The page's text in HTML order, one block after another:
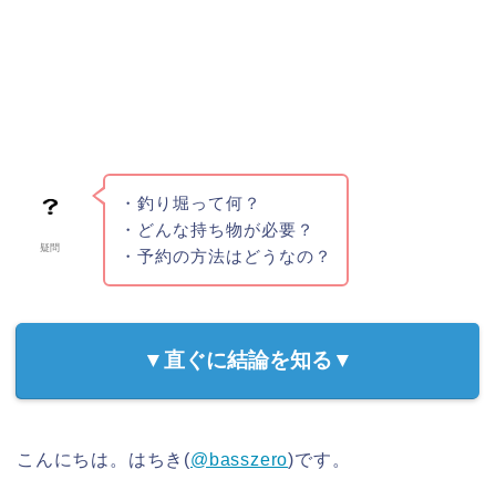
疑問
・釣り堀って何？
・どんな持ち物が必要？
・予約の方法はどうなの？
▼直ぐに結論を知る▼
こんにちは。はちき(@basszero)です。